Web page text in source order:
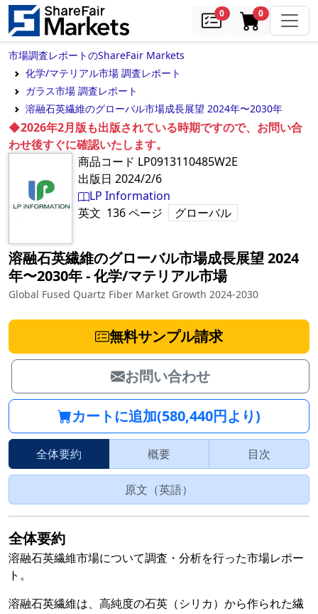
0samples0in cart
市場調査レポートのShareFair Markets
化学/マテリアル市場 調査レポート
ガラス市場 調査レポート
溶融石英繊維のグローバル市場成長展望 2024年〜2030年
◆2026年2月版も出版されている時期ですので、お問い合
わせ後すぐに確認いたします。
商品コード LP0913110485W2E
出版日 2024/2/6
LP Information
英文 136ページ グローバル
溶融石英繊維のグローバル市場成長展望 2024
年〜2030年‐化学/マテリアル市場
Global Fused Quartz Fiber Market Growth 2024-2030
無料サンプル請求
お問い合わせ
カートに追加(580,440円より)
全体要約 概要 目次
原文（英語）
全体要約
溶融石英繊維市場について調査・分析を行った市場レポー
ト。
溶融石英繊維は、高純度の石英（シリカ）から作られた繊